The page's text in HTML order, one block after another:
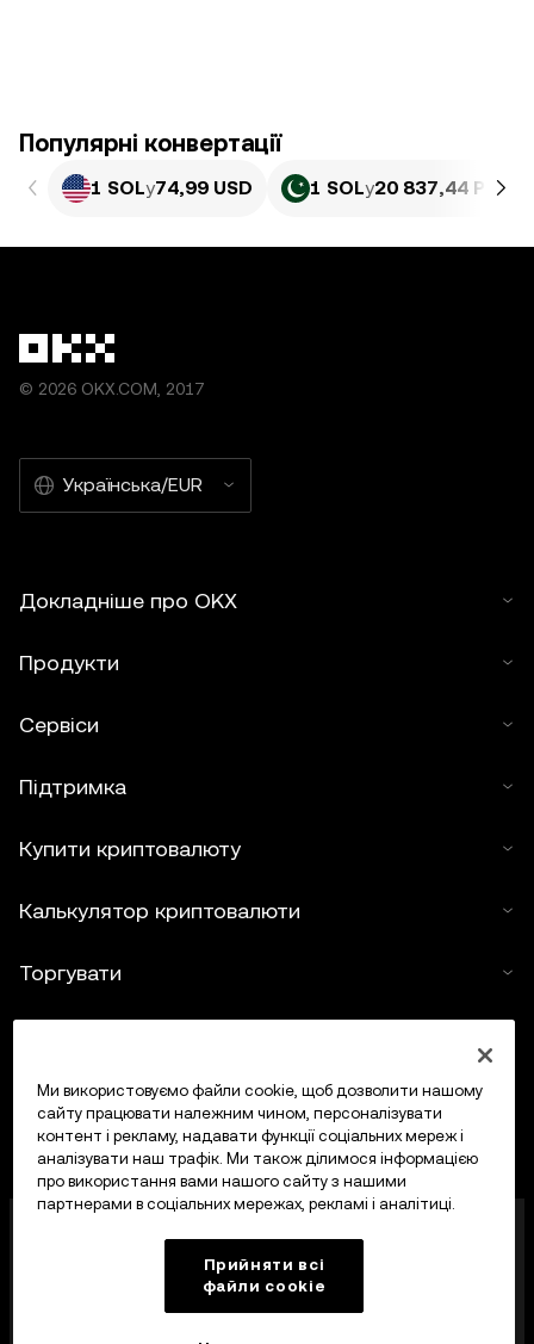
Популярні конвертації
1 SOLу74,99 USD 1 SOLу20 837,44 PKR
© 2026 OKX.COM, 2017
Українська/EUR
Докладніше про OKX
Продукти
Сервіси
Підтримка
Купити криптовалюту
Калькулятор криптовалюти
Торгувати
назвою OKX, тепер є криптоактивною торгівельною
платформою, авторизованою Управлінням
фінансових послуг Мальти (MFSA) як постачальник
криптоактивних послуг відповідно до статті 28
Закону про криптоактиви (розділ 647
Ми використовуємо файли cookie, щоб дозволити нашому
сайту працювати належним чином, персоналізувати
контент і рекламу, надавати функції соціальних мереж і
аналізувати наш трафік. Ми також ділимося інформацією
про використання вами нашого сайту з нашими
партнерами в соціальних мережах, рекламі і аналітиці.
Прийняти всі
файли сookie